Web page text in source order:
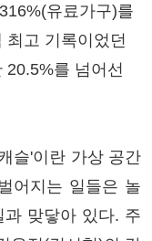
유료가구)를
최고 기록이었던
를 넘어선
슬'이란 가상 공간
어지는 일들은 놀
과 맞닿아 있다. 주